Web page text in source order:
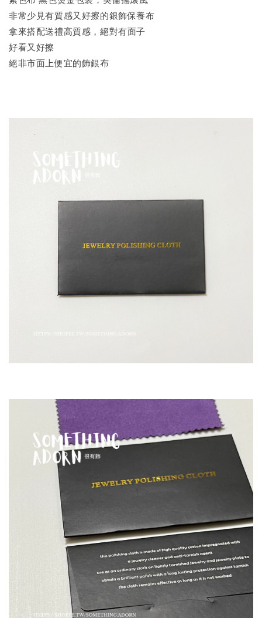
非常少見有質感又好擦的銀飾保養布
拿來搭配送禮高質感，絕對有面子
好看又好擦
絕非市面上便宜的飾銀布